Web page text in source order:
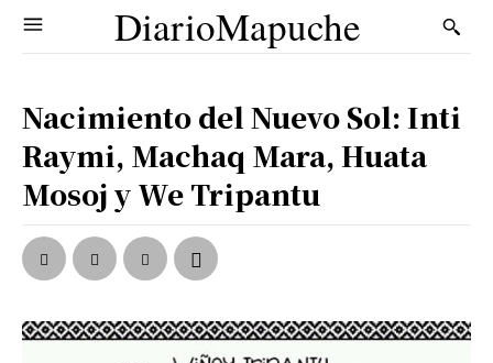
DiarioMapuche
Nacimiento del Nuevo Sol: Inti
Raymi, Machaq Mara, Huata
Mosoj y We Tripantu